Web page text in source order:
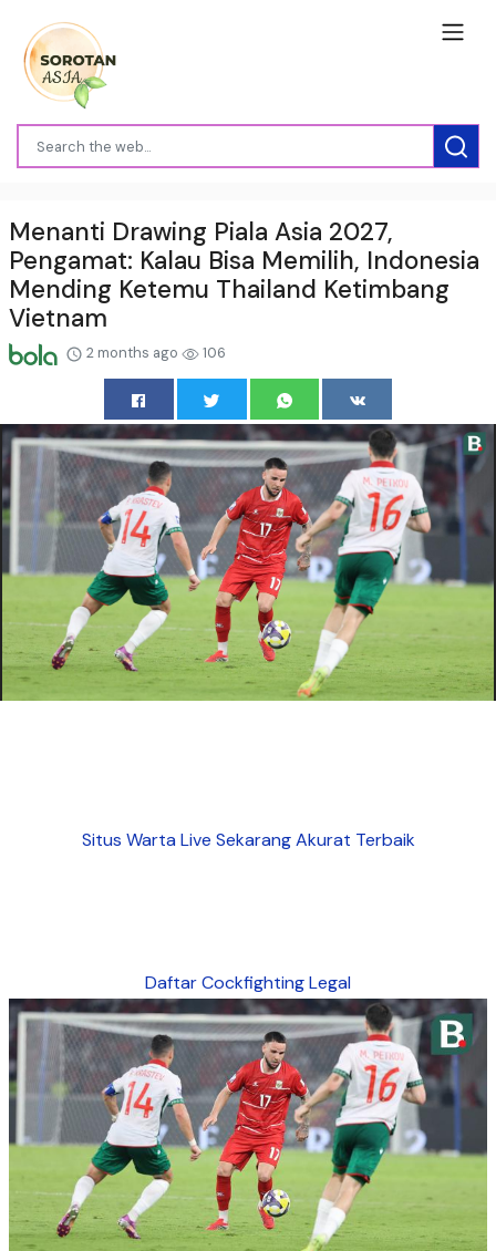
Menanti Drawing Piala Asia 2027,
Pengamat: Kalau Bisa Memilih, Indonesia
Mending Ketemu Thailand Ketimbang
Vietnam
2 months ago 106
Situs Warta Live Sekarang Akurat Terbaik
Daftar Cockfighting Legal